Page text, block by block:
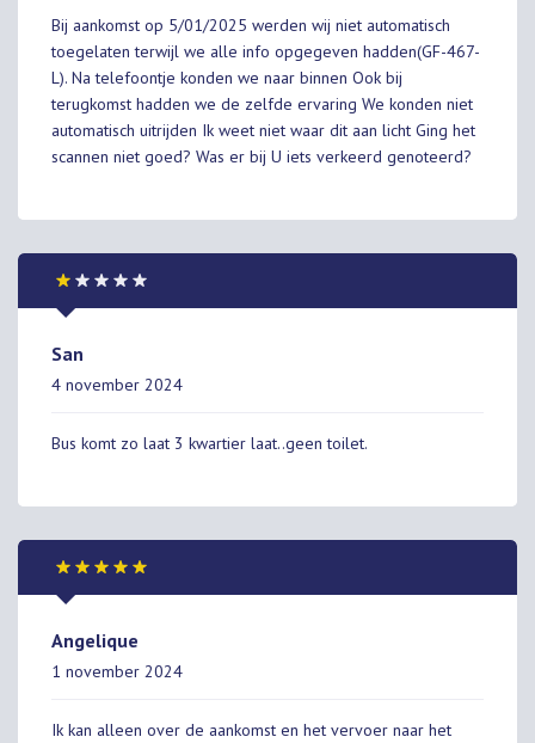
Bij aankomst op 5/01/2025 werden wij niet automatisch
toegelaten terwijl we alle info opgegeven hadden(GF-467-
L). Na telefoontje konden we naar binnen Ook bij
terugkomst hadden we de zelfde ervaring We konden niet
automatisch uitrijden Ik weet niet waar dit aan licht Ging het
scannen niet goed? Was er bij U iets verkeerd genoteerd?
San
4 november 2024
Bus komt zo laat 3 kwartier laat..geen toilet.
Angelique
1 november 2024
Ik kan alleen over de aankomst en het vervoer naar het